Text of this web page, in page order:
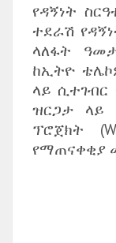
የዳኝነት
ተደራሽ
ላለፋት
ከኢትዮ
ላይ
ዝርጋታ ላይ
ፕሮጀክት
የማጠናቀቂያ